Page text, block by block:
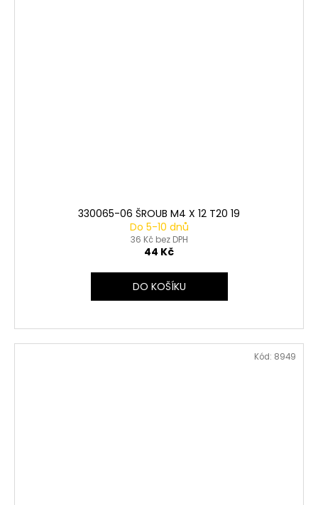
330065-06 ŠROUB M4 X 12 T20 19
Do 5-10 dnů
36 Kč bez DPH
44 Kč
DO KOŠÍKU
Kód: 8949